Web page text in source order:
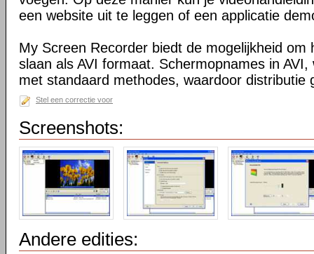
een website uit te leggen of een applicatie
My Screen Recorder biedt de mogelijkheid om
slaan als AVI formaat. Schermopnames in
met standaard methodes, waardoor distributie
Stel een correctie voor
Screenshots:
Andere edities: